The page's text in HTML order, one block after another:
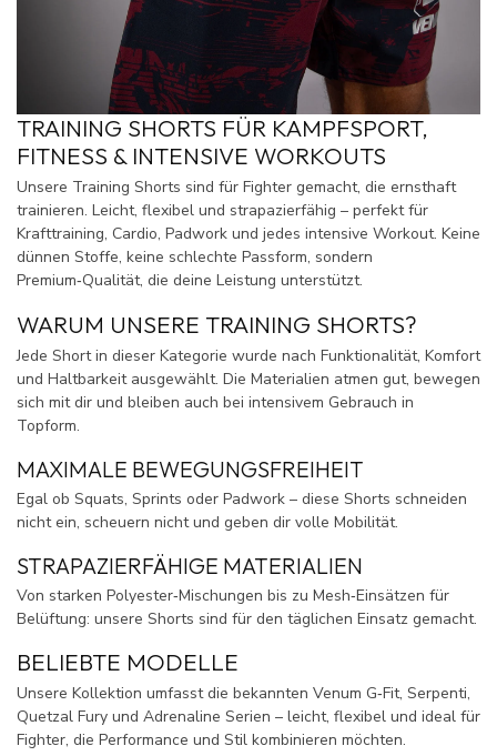
TRAINING SHORTS FÜR KAMPFSPORT,
FITNESS & INTENSIVE WORKOUTS
Unsere Training Shorts sind für Fighter gemacht, die ernsthaft
trainieren. Leicht, flexibel und strapazierfähig – perfekt für
Krafttraining, Cardio, Padwork und jedes intensive Workout. Keine
dünnen Stoffe, keine schlechte Passform, sondern
Premium‑Qualität, die deine Leistung unterstützt.
WARUM UNSERE TRAINING SHORTS?
Jede Short in dieser Kategorie wurde nach Funktionalität, Komfort
und Haltbarkeit ausgewählt. Die Materialien atmen gut, bewegen
sich mit dir und bleiben auch bei intensivem Gebrauch in
Topform.
MAXIMALE BEWEGUNGSFREIHEIT
Egal ob Squats, Sprints oder Padwork – diese Shorts schneiden
nicht ein, scheuern nicht und geben dir volle Mobilität.
STRAPAZIERFÄHIGE MATERIALIEN
Von starken Polyester‑Mischungen bis zu Mesh‑Einsätzen für
Belüftung: unsere Shorts sind für den täglichen Einsatz gemacht.
BELIEBTE MODELLE
Unsere Kollektion umfasst die bekannten Venum G‑Fit, Serpenti,
Quetzal Fury und Adrenaline Serien – leicht, flexibel und ideal für
Fighter, die Performance und Stil kombinieren möchten.